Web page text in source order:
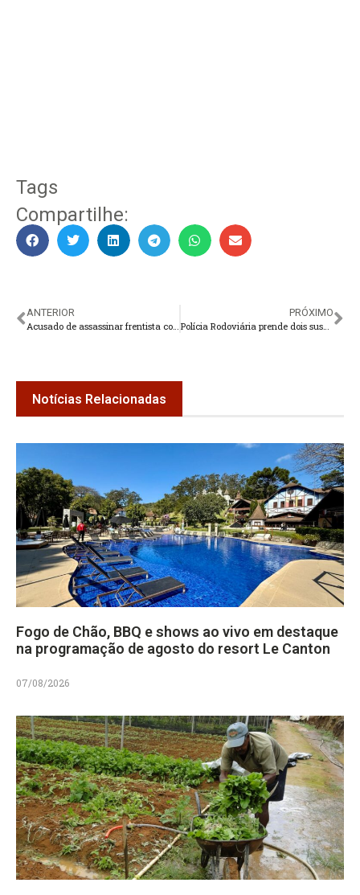
Tags
Compartilhe:
ANTERIOR
Acusado de assassinar frentista continua preso
PRÓXIMO
Polícia Rodoviária prende dois suspeitos de receptação
Notícias Relacionadas
Fogo de Chão, BBQ e shows ao vivo em destaque
na programação de agosto do resort Le Canton
07/08/2026